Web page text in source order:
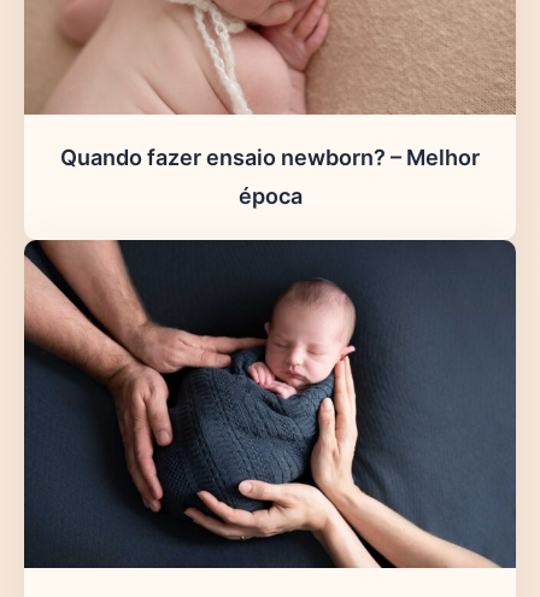
Quando fazer ensaio newborn? – Melhor
época